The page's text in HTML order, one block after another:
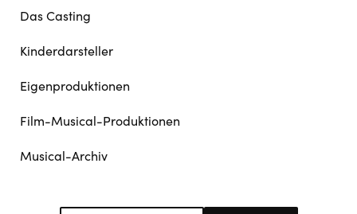
Das Casting
Kinderdarsteller
Eigenproduktionen
Film-Musical-Produktionen
Musical-Archiv